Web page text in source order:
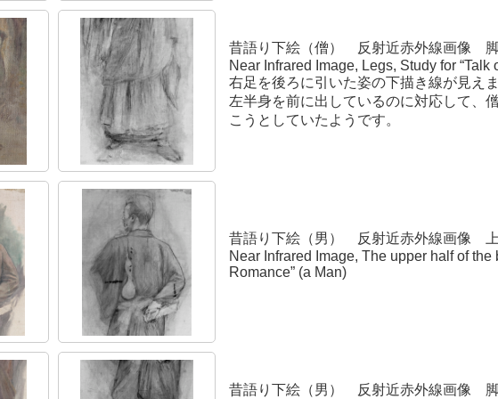
昔語り下絵（僧） 反射近赤外線画像
Near Infrared Image, Legs, Study for
右足を後ろに引いた姿の下描き線が見え
左半身を前に出しているのに対応して、
こうとしていたようです。
昔語り下絵（男） 反射近赤外線画像
Near Infrared Image, The upper half of the
Romance” (a Man)
昔語り下絵（男） 反射近赤外線画像